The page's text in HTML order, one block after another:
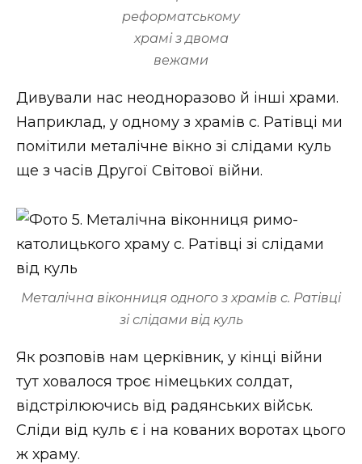
реформатському
храмі з двома
вежами
Дивували нас неодноразово й інші храми.
Наприклад, у одному з храмів с. Ратівці ми
помітили металічне вікно зі слідами куль
ще з часів Другої Світової війни.
Металічна віконниця одного з храмів с. Ратівці
зі слідами від куль
Як розповів нам церківник, у кінці війни
тут ховалося троє німецьких солдат,
відстрілюючись від радянських військ.
Сліди від куль є і на кованих воротах цього
ж храму.